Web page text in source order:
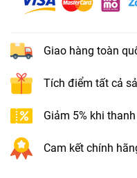
Giao hàng toàn
Tích điểm tất cả
Giảm 5% khi
Cam kết chính